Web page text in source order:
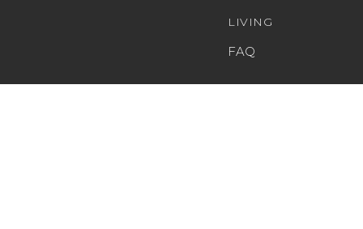
LIVING
FAQ